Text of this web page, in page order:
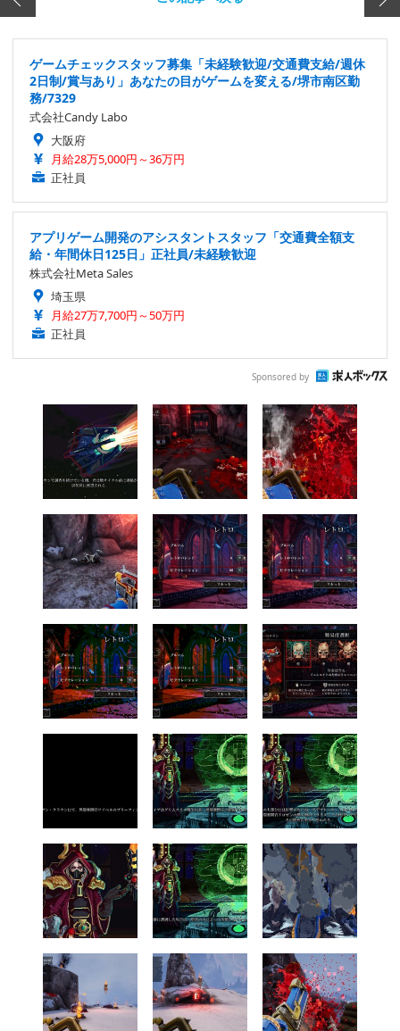
ゲームチェックスタッフ募集「未経験歓迎/交通費支給/週休
2日制/賞与あり」あなたの目がゲームを変える/堺市南区勤
務/7329
式会社Candy Labo
大阪府
月給28万5,000円～36万円
正社員
アプリゲーム開発のアシスタントスタッフ「交通費全額支
給・年間休日125日」正社員/未経験歓迎
株式会社Meta Sales
埼玉県
月給27万7,700円～50万円
正社員
Sponsored by